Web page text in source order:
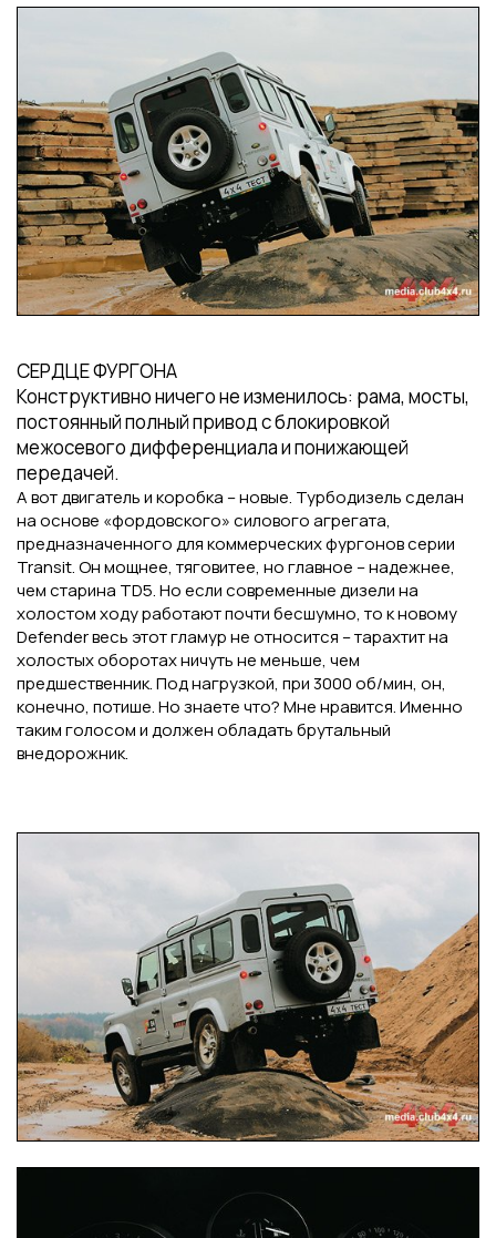
СЕРДЦЕ ФУРГОНА
Конструктивно ничего не изменилось: рама, мосты,
постоянный полный привод с блокировкой
межосевого дифференциала и понижающей
передачей.
А вот двигатель и коробка – новые. Турбодизель сделан
на основе «фордовского» силового агрегата,
предназначенного для коммерческих фургонов серии
Transit. Он мощнее, тяговитее, но главное – надежнее,
чем старина TD5. Но если современные дизели на
холостом ходу работают почти бесшумно, то к новому
Defender весь этот гламур не относится – тарахтит на
холостых оборотах ничуть не меньше, чем
предшественник. Под нагрузкой, при 3000 об/мин, он,
конечно, потише. Но знаете что? Мне нравится. Именно
таким голосом и должен обладать брутальный
внедорожник.